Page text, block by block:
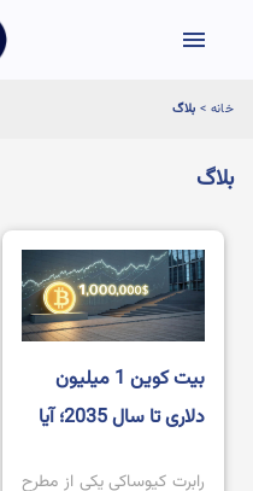
menu
خانه > بلاگ
بلاگ
بیت ‌کوین 1 میلیون
دلاری تا سال 2035؛ آیا
رابرت کیوساکی یکی از مطرح